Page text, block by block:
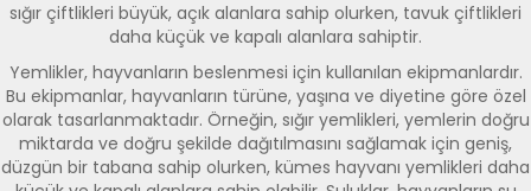
sığır çiftlikleri büyük, açık alanlara sahip olurken, tavuk çiftlikleri
daha küçük ve kapalı alanlara sahiptir.
Yemlikler, hayvanların beslenmesi için kullanılan ekipmanlardır.
Bu ekipmanlar, hayvanların türüne, yaşına ve diyetine göre özel
olarak tasarlanmaktadır. Örneğin, sığır yemlikleri, yemlerin doğru
miktarda ve doğru şekilde dağıtılmasını sağlamak için geniş,
düzgün bir tabana sahip olurken, kümes hayvanı yemlikleri daha